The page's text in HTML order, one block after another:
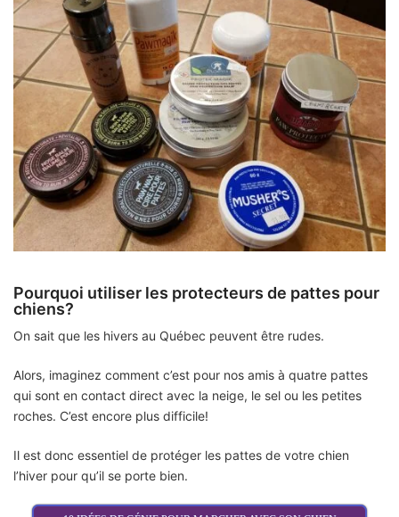
Pourquoi utiliser les protecteurs de pattes pour
chiens?
On sait que les hivers au Québec peuvent être rudes.
Alors, imaginez comment c’est pour nos amis à quatre pattes
qui sont en contact direct avec la neige, le sel ou les petites
roches. C’est encore plus difficile!
Il est donc essentiel de protéger les pattes de votre chien
l’hiver pour qu’il se porte bien.